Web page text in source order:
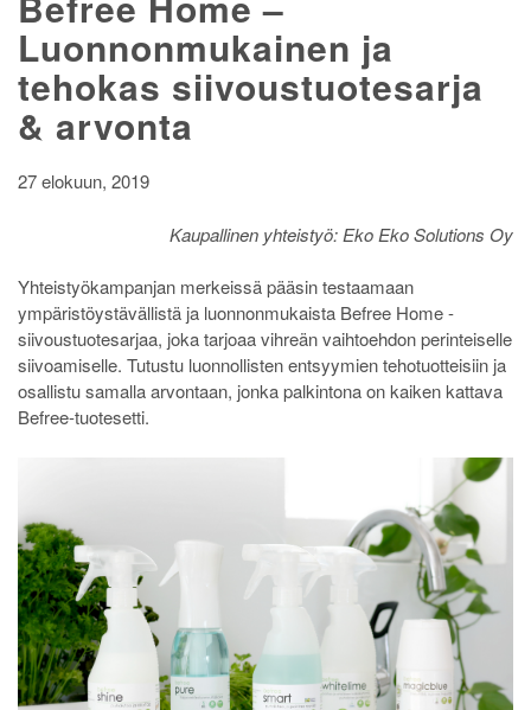
Luonnonmukainen ja
tehokas siivoustuotesarja
& arvonta
27 elokuun, 2019
Kaupallinen yhteistyö: Eko Eko Solutions Oy
Yhteistyökampanjan merkeissä pääsin testaamaan
ympäristöystävällistä ja luonnonmukaista Befree Home -
siivoustuotesarjaa, joka tarjoaa vihreän vaihtoehdon perinteiselle
siivoamiselle. Tutustu luonnollisten entsyymien tehotuotteisiin ja
osallistu samalla arvontaan, jonka palkintona on kaiken kattava
Befree-tuotesetti.